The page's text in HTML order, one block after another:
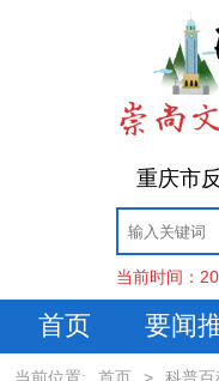
重庆市
当前时间：
首页 要闻